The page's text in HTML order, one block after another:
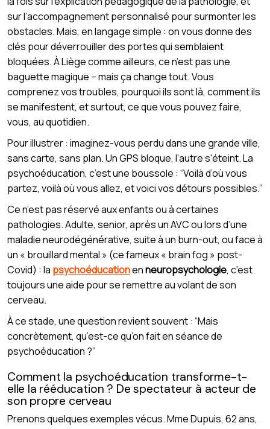
sur l’accompagnement personnalisé pour surmonter les
obstacles. Mais, en langage simple : on vous donne des
clés pour déverrouiller des portes qui semblaient
bloquées. À Liège comme ailleurs, ce n’est pas une
baguette magique – mais ça change tout. Vous
comprenez vos troubles, pourquoi ils sont là, comment ils
se manifestent, et surtout, ce que vous pouvez faire,
vous, au quotidien.
Pour illustrer : imaginez-vous perdu dans une grande ville,
sans carte, sans plan. Un GPS bloque, l’autre s'éteint. La
psychoéducation, c’est une boussole : “Voilà d’où vous
partez, voilà où vous allez, et voici vos détours possibles.”
Ce n’est pas réservé aux enfants ou à certaines
pathologies. Adulte, senior, après un AVC ou lors d’une
maladie neurodégénérative, suite à un burn-out, ou face à
un « brouillard mental » (ce fameux « brain fog » post-
Covid) : la psychoéducationenneuropsychologie, c’est
toujours une aide pour se remettre au volant de son
cerveau.
À ce stade, une question revient souvent : “Mais
concrètement, qu’est-ce qu’on fait en séance de
psychoéducation ?”
Comment la psychoéducation transforme-t-
elle la rééducation ? De spectateur à acteur de
son propre cerveau
Prenons quelques exemples vécus. Mme Dupuis, 62 ans,